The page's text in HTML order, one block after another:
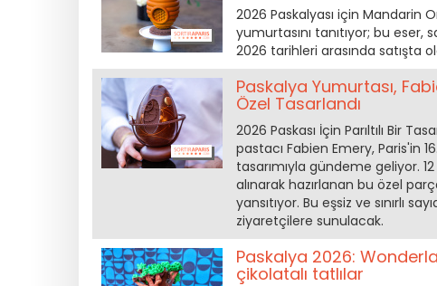
2026 Paskalyası için Mandarin
yumurtasını tanıtıyor; bu eser,
2026 tarihleri arasında satışta
Paskalya Yumurtası,
Özel Tasarlandı
2026 Paskası İçin Parıltılı Bir
pastacı Fabien Emery, Paris'in
tasarımıyla gündeme geliyor.
alınarak hazırlanan bu özel
yansıtıyor. Bu eşsiz ve sınırlı
ziyaretçilere sunulacak.
Paskalya 2026:
çikolatalı tatlılar